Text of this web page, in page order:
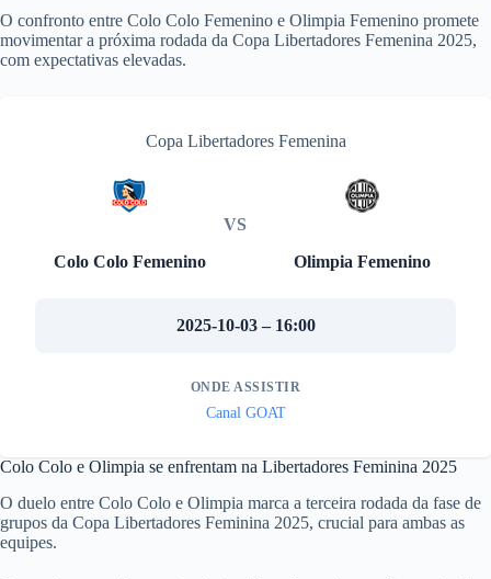
O confronto entre Colo Colo Femenino e Olimpia Femenino promete
movimentar a próxima rodada da Copa Libertadores Femenina 2025,
com expectativas elevadas.
Copa Libertadores Femenina
Colo Colo Femenino
VS
Olimpia Femenino
2025-10-03 – 16:00
ONDE ASSISTIR
Canal GOAT
Colo Colo e Olimpia se enfrentam na Libertadores Feminina 2025
O duelo entre Colo Colo e Olimpia marca a terceira rodada da fase de
grupos da Copa Libertadores Feminina 2025, crucial para ambas as
equipes.